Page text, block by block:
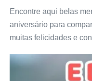
Encontre aqui belas
aniversário para
muitas felicidades e